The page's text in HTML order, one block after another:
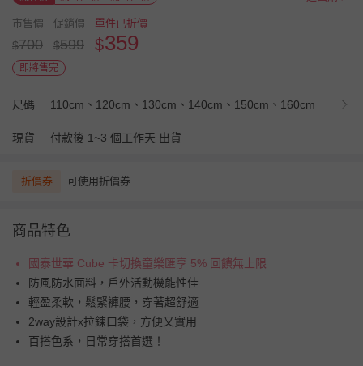
市售價
$700
促銷價
$599
單件已折價
$359
即將售完
尺碼 110cm、120cm、130cm、140cm、150cm、160cm
現貨 付款後 1~3 個工作天 出貨
折價券 可使用折價券
商品特色
國泰世華 Cube 卡切換童樂匯享 5% 回饋無上限
防風防水面料，戶外活動機能性佳
輕盈柔軟，鬆緊褲腰，穿著超舒適
2way設計x拉鍊口袋，方便又實用
百搭色系，日常穿搭首選！